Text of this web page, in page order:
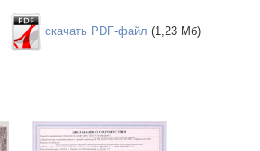
скачать PDF-файл (1,23 Мб)